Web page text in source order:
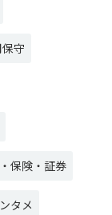
守
保険・証券
タメ